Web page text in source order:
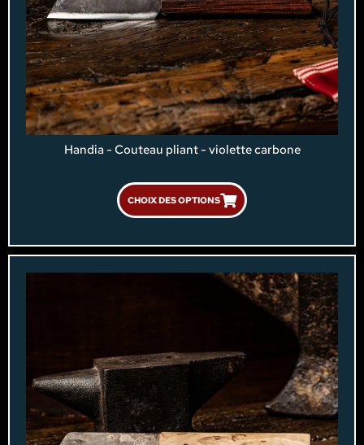
Handia - Couteau pliant - violette carbone
CHOIX DES OPTIONS